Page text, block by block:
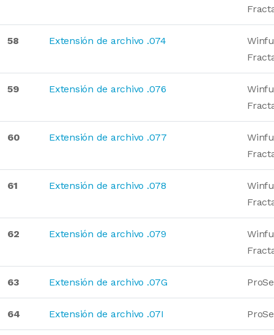
58 Extensión de archivo .074
59 Extensión de archivo .076
60 Extensión de archivo .077
61 Extensión de archivo .078
62 Extensión de archivo .079
63 Extensión de archivo .07G
64 Extensión de archivo .07I